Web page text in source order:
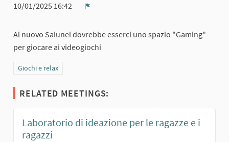
10/01/2025 16:42
Al nuovo Salunei dovrebbe esserci uno spazio "Gaming"
per giocare ai videogiochi
Filter results for category: Giochi e relax
Giochi e relax
RELATED MEETINGS:
Laboratorio di ideazione per le ragazze e i
ragazzi